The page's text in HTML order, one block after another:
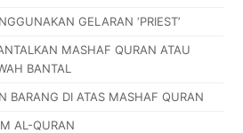
GELARAN ‘PRIEST’
MASHAF QURAN ATAU
BANTAL
BARANG DI ATAS MASHAF QURAN
AL-QURAN